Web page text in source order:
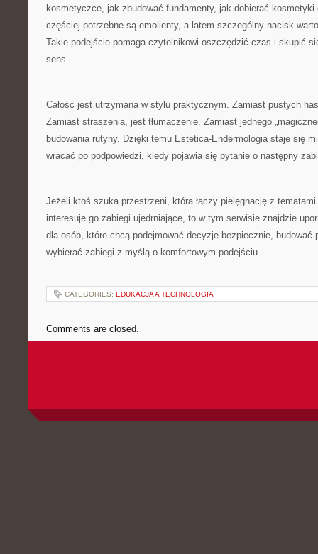
kosmetyczce, jak zbudować fundamenty, jak dobierać
częściej potrzebne są emolienty, a latem szczególny nacisk
Takie podejście pomaga czytelnikowi oszczędzić czas i skupić
sens.
Całość jest utrzymana w stylu praktycznym. Zamiast pustych
Zamiast straszenia, jest tłumaczenie. Zamiast jednego
budowania rutyny. Dzięki temu Estetica-Endermologia staje się
wracać po podpowiedzi, kiedy pojawia się pytanie o następny
Jeżeli ktoś szuka przestrzeni, która łączy pielęgnację z
interesuje go zabiegi ujędrniające, to w tym serwisie znajdzie
dla osób, które chcą podejmować decyzje bezpiecznie, budować
wybierać zabiegi z myślą o komfortowym podejściu.
CATEGORIES: EDUKACJA A TECHNOLOGIA
Comments are closed.